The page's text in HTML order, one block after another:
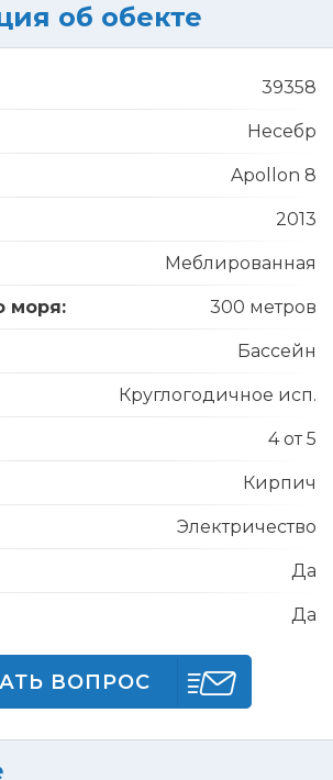
об обекте
39358
Несебр
Apollon 8
2013
Меблированная
моря: 300 метров
Бассейн
Круглогодичное исп.
4 от 5
Кирпич
Электричество
Да
Да
ВОПРОС